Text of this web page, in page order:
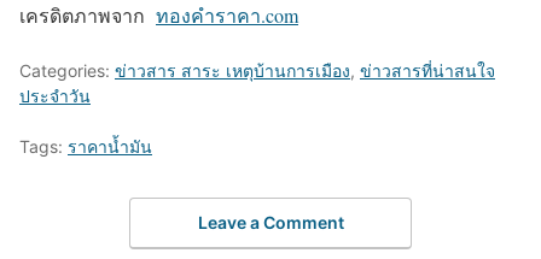
เครดิตภาพจาก ทองคําราคา.com
Categories: ข่าวสาร สาระ เหตุบ้านการเมือง, ข่าวสารที่น่าสนใจ
ประจำวัน
Tags: ราคาน้ำมัน
Leave a Comment